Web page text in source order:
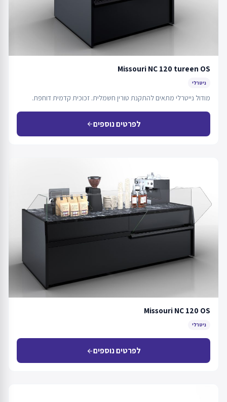
Missouri NC 120 tureen OS
ניטרלי
מודול נייטרלי מתאים להתקנת טורין חשמלית. זכוכית קדמית דוחפת.
לפרטים נוספיםarrow_back
Missouri NC 120 OS
ניטרלי
לפרטים נוספיםarrow_back